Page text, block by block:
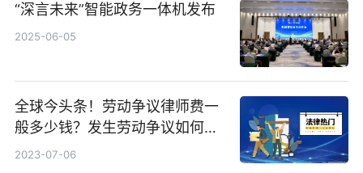
“深言未来”智能政务一体机发布
2025-06-05
全球今头条！劳动争议律师费一
般多少钱？发生劳动争议如何算
工资？
2023-07-06